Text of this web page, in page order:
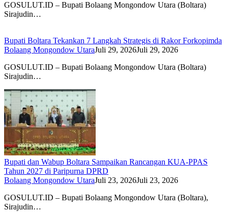
GOSULUT.ID – Bupati Bolaang Mongondow Utara (Boltara)
Sirajudin…
Bupati Boltara Tekankan 7 Langkah Strategis di Rakor Forkopimda
Bolaang Mongondow UtaraJuli 29, 2026Juli 29, 2026
GOSULUT.ID – Bupati Bolaang Mongondow Utara (Boltara)
Sirajudin…
Bupati dan Wabup Boltara Sampaikan Rancangan KUA-PPAS
Tahun 2027 di Paripurna DPRD
Bolaang Mongondow UtaraJuli 23, 2026Juli 23, 2026
GOSULUT.ID – Bupati Bolaang Mongondow Utara (Boltara),
Sirajudin…